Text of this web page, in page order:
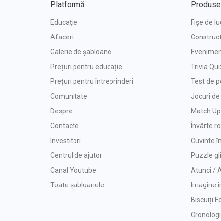
Platformă
Educație
Afaceri
Galerie de șabloane
Prețuri pentru educație
Prețuri pentru întreprinderi
Comunitate
Despre
Contacte
Investitori
Centrul de ajutor
Canal Youtube
Toate șabloanele
Produse
Fișe de
Trivia
Test de
Jocuri
Match Up
Învârte
Cuvinte
Puzzle
Atunci /
Imagine
Biscuiți